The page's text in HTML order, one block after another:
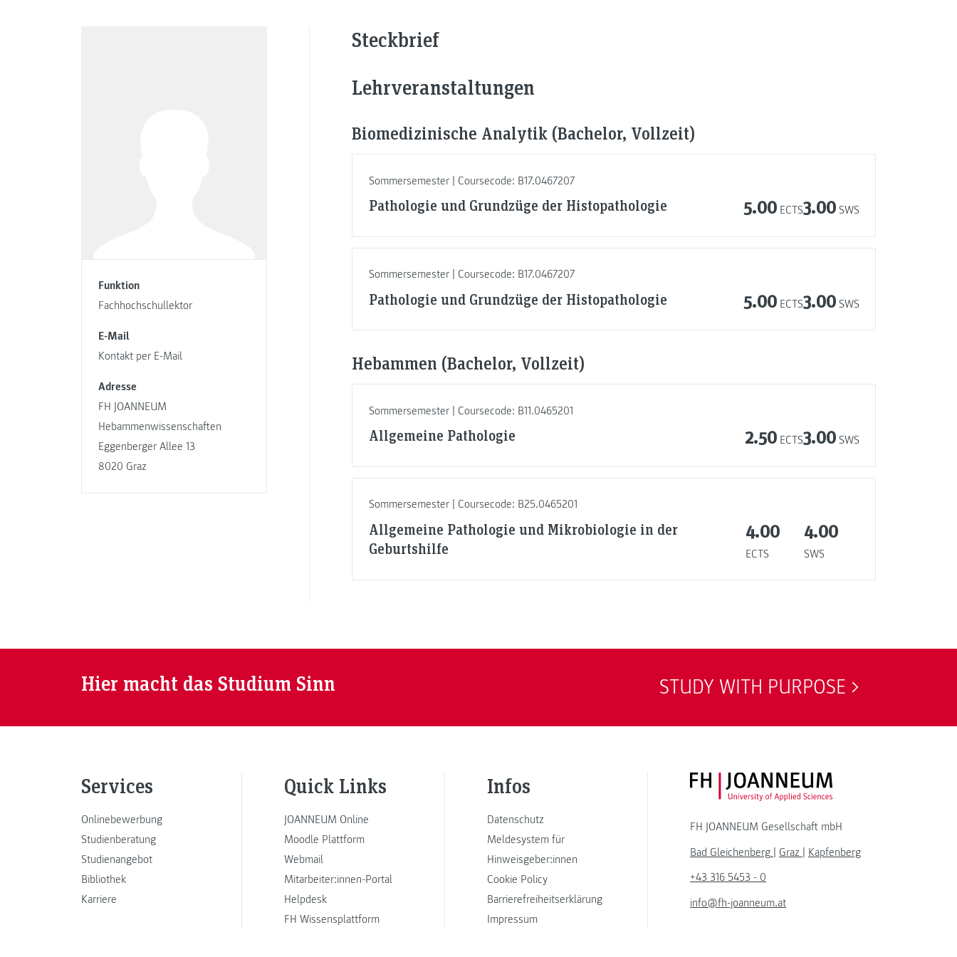
Funktion
Fachhochschullektor
E-Mail
Kontakt per E-Mail
Adresse
FH JOANNEUM
Hebammenwissenschaften
Eggenberger Allee 13
8020 Graz
Steckbrief
Lehrveranstaltungen
Biomedizinische Analytik (Bachelor, Vollzeit)
Sommersemester | Coursecode: B17.0467207
Pathologie und Grundzüge der Histopathologie 5.00 ECTS3.00 SWS
Sommersemester | Coursecode: B17.0467207
Pathologie und Grundzüge der Histopathologie 5.00 ECTS3.00 SWS
Hebammen (Bachelor, Vollzeit)
Sommersemester | Coursecode: B11.0465201
Allgemeine Pathologie 2.50 ECTS3.00 SWS
Sommersemester | Coursecode: B25.0465201
Allgemeine Pathologie und Mikrobiologie in der
Geburtshilfe
4.00
ECTS
4.00
SWS
Hier macht das Studium Sinn STUDY WITH PURPOSE
Services
Onlinebewerbung
Studienberatung
Studienangebot
Bibliothek
Karriere
Quick Links
JOANNEUM Online
Moodle Plattform
Webmail
Mitarbeiter:innen-Portal
Helpdesk
FH Wissensplattform
Infos
Datenschutz
Meldesystem für
Hinweisgeber:innen
Cookie Policy
Barrierefreiheitserklärung
Impressum
FH JOANNEUM Logo
FH JOANNEUM Gesellschaft mbH
Bad Gleichenberg | Graz | Kapfenberg
+43 316 5453 - 0
info@fh-joanneum.at